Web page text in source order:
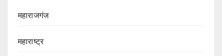
महाराजगंज
महाराष्ट्र